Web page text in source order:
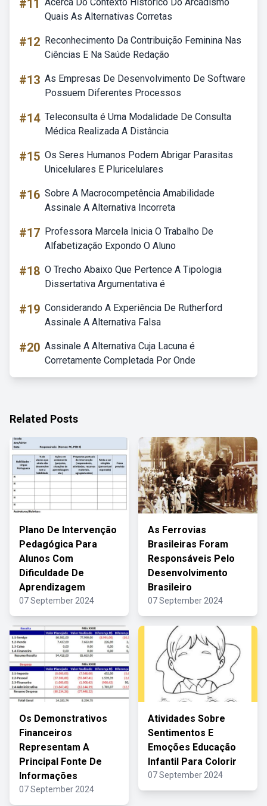
#11
Quais As Alternativas Corretas
#12 Reconhecimento Da Contribuição Feminina Nas
Ciências E Na Saúde Redação
#13 As Empresas De Desenvolvimento De Software
Possuem Diferentes Processos
#14 Teleconsulta é Uma Modalidade De Consulta
Médica Realizada A Distância
#15 Os Seres Humanos Podem Abrigar Parasitas
Unicelulares E Pluricelulares
#16 Sobre A Macrocompetência Amabilidade
Assinale A Alternativa Incorreta
#17 Professora Marcela Inicia O Trabalho De
Alfabetização Expondo O Aluno
#18 O Trecho Abaixo Que Pertence A Tipologia
Dissertativa Argumentativa é
#19 Considerando A Experiência De Rutherford
Assinale A Alternativa Falsa
#20 Assinale A Alternativa Cuja Lacuna é
Corretamente Completada Por Onde
Related Posts
Plano De Intervenção
Pedagógica Para
Alunos Com
Dificuldade De
Aprendizagem
07 September 2024
As Ferrovias
Brasileiras Foram
Responsáveis Pelo
Desenvolvimento
Brasileiro
07 September 2024
Os Demonstrativos
Financeiros
Representam A
Principal Fonte De
Informações
07 September 2024
Atividades Sobre
Sentimentos E
Emoções Educação
Infantil Para Colorir
07 September 2024